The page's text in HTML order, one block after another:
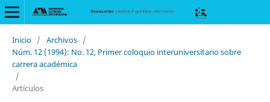
Inicio / Archivos /
Núm. 12 (1994): No. 12, Primer coloquio interuniversitario sobre
carrera académica
/
Artículos